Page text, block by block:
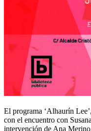
El programa ‘Alhaurín
con el encuentro con
intervención de Ana